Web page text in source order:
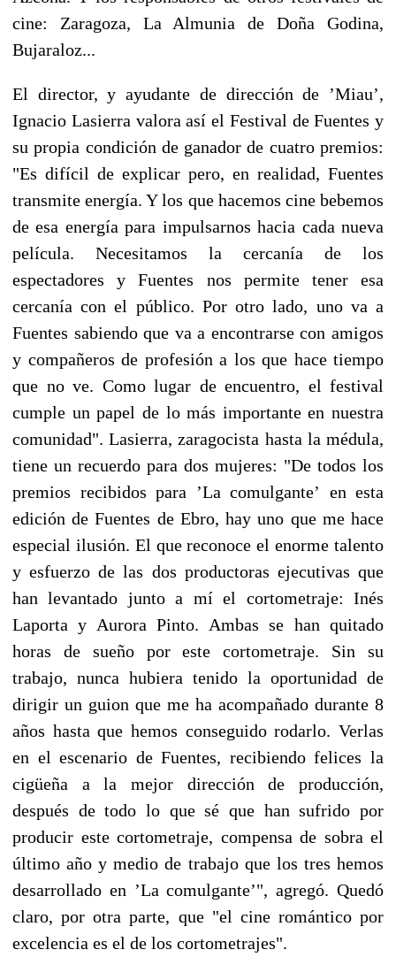
cine: Zaragoza, La Almunia de Doña Godina,
Bujaraloz...
El director, y ayudante de dirección de ’Miau’,
Ignacio Lasierra valora así el Festival de Fuentes y
su propia condición de ganador de cuatro premios:
"Es difícil de explicar pero, en realidad, Fuentes
transmite energía. Y los que hacemos cine bebemos
de esa energía para impulsarnos hacia cada nueva
película. Necesitamos la cercanía de los
espectadores y Fuentes nos permite tener esa
cercanía con el público. Por otro lado, uno va a
Fuentes sabiendo que va a encontrarse con amigos
y compañeros de profesión a los que hace tiempo
que no ve. Como lugar de encuentro, el festival
cumple un papel de lo más importante en nuestra
comunidad". Lasierra, zaragocista hasta la médula,
tiene un recuerdo para dos mujeres: "De todos los
premios recibidos para ’La comulgante’ en esta
edición de Fuentes de Ebro, hay uno que me hace
especial ilusión. El que reconoce el enorme talento
y esfuerzo de las dos productoras ejecutivas que
han levantado junto a mí el cortometraje: Inés
Laporta y Aurora Pinto. Ambas se han quitado
horas de sueño por este cortometraje. Sin su
trabajo, nunca hubiera tenido la oportunidad de
dirigir un guion que me ha acompañado durante 8
años hasta que hemos conseguido rodarlo. Verlas
en el escenario de Fuentes, recibiendo felices la
cigüeña a la mejor dirección de producción,
después de todo lo que sé que han sufrido por
producir este cortometraje, compensa de sobra el
último año y medio de trabajo que los tres hemos
desarrollado en ’La comulgante’", agregó. Quedó
claro, por otra parte, que"el cine romántico por
excelencia es el de los cortometrajes".